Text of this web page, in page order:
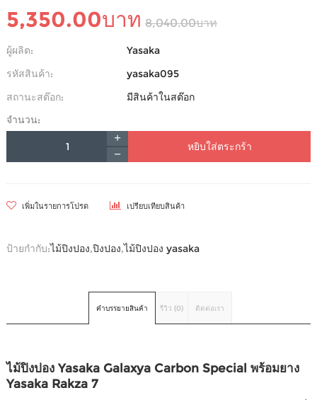
5,350.00บาท 8,040.00บาท
ผู้ผลิต:
Yasaka
รหัสสินค้า:
yasaka095
สถานะสต๊อก:
มีสินค้าในสต๊อก
จำนวน:
หยิบใส่ตระกร้า
เพิ่มในรายการโปรด เปรียบเทียบสินค้า
ป้ายกำกับ:ไม้ปิงปอง,ปิงปอง,ไม้ปิงปอง yasaka
คำบรรยายสินค้า รีวิว (0) ติดต่อเรา
ไม้ปิงปอง Yasaka Galaxya Carbon Special พร้อมยาง
Yasaka Rakza 7